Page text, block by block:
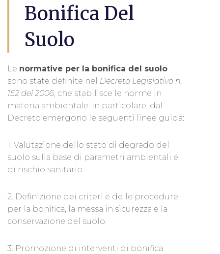
Bonifica Del
Suolo
Le normative per la bonifica del suolo
sono state definite nel Decreto Legislativo n.
152 del 2006, che stabilisce le norme in
materia ambientale. In particolare, dal
Decreto emergono le seguenti linee guida:
1. Valutazione dello stato di degrado del
suolo sulla base di parametri ambientali e
di rischio sanitario.
2. Definizione dei criteri e delle procedure
per la bonifica, la messa in sicurezza e la
conservazione del suolo.
3. Promozione di interventi di bonifica